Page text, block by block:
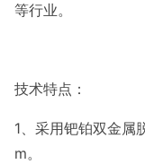
等行业。
技术特点：
1、采用钯铂双金属
m。